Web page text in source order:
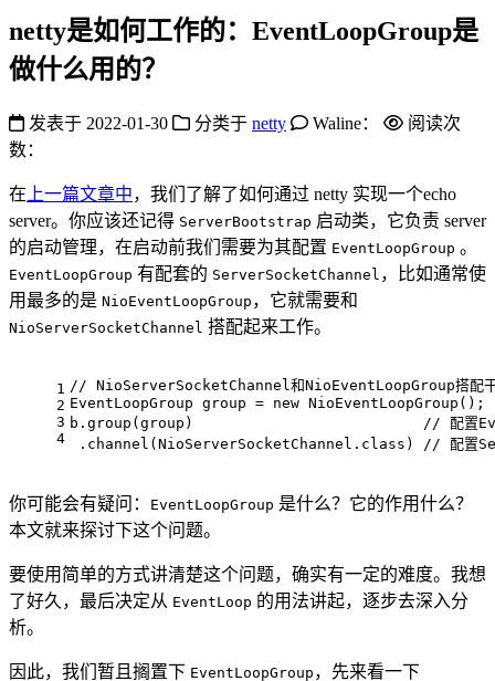
netty是如何工作的：EventLoopGroup是
做什么用的？
发表于 2022-01-30 分类于 netty Waline：
阅读次
数：
在 上一篇文章中，我们了解了如何通过 netty 实现一个echo
server。你应该还记得 ServerBootstrap 启动类，它负责 server
的启动管理，在启动前我们需要为其配置 EventLoopGroup 。
EventLoopGroup 有配套的 ServerSocketChannel ，比如通常使
用最多的是 NioEventLoopGroup ，它就需要和
NioServerSocketChannel 搭配起来工作。
1
2
3
4
// NioServerSocketChannel和NioEventLoopGroup搭配
EventLoopGroup group = new NioEventLoopGroup();
b.group(group)
// 配置
.channel(NioServerSocketChannel.class)
// 配置
你可能会有疑问： EventLoopGroup 是什么？它的作用什么？
本文就来探讨下这个问题。
要使用简单的方式讲清楚这个问题，确实有一定的难度。我想
了好久，最后决定从 EventLoop 的用法讲起，逐步去深入分
析。
因此，我们暂且搁置下 EventLoopGroup ，先来看一下